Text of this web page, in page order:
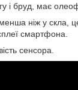
і бруд, має
ніж у скла, це
смартфона.
сенсора.